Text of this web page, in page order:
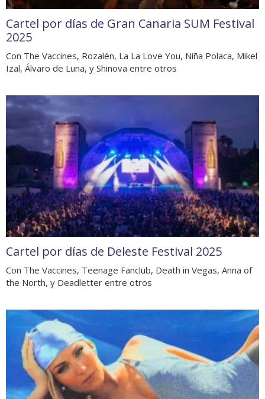
Cartel por días de Gran Canaria SUM Festival
2025
Con The Vaccines, Rozalén, La La Love You, Niña Polaca, Mikel
Izal, Álvaro de Luna, y Shinova entre otros
Cartel por días de Deleste Festival 2025
Con The Vaccines, Teenage Fanclub, Death in Vegas, Anna of
the North, y Deadletter entre otros